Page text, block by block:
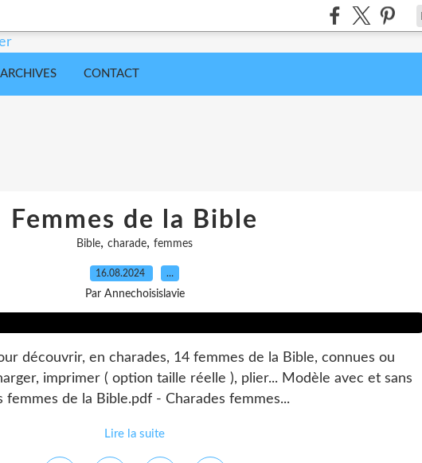
ARCHIVES CONTACT
Femmes de la Bible
Bible, charade, femmes
16.08.2024 …
Par Annechoisislavie
découvrir, en charades, 14 femmes de la Bible, connues ou
imprimer ( option taille réelle ), plier... Modèle avec et sans
femmes de la Bible.pdf - Charades femmes...
Lire la suite